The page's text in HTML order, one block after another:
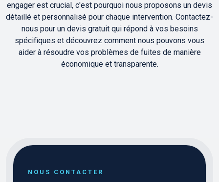
engager est crucial, c'est pourquoi nous proposons un devis
détaillé et personnalisé pour chaque intervention. Contactez-
nous pour un devis gratuit qui répond à vos besoins
spécifiques et découvrez comment nous pouvons vous
aider à résoudre vos problèmes de fuites de manière
économique et transparente.
NOUS CONTACTER